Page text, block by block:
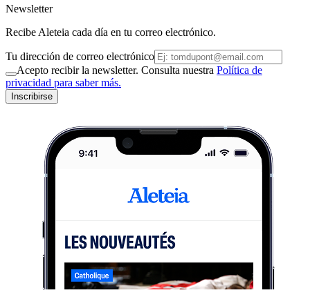
Newsletter
Recibe Aleteia cada día en tu correo electrónico.
Tu dirección de correo electrónico
Acepto recibir la newsletter. Consulta nuestra Política de
privacidad para saber más.
Inscribirse